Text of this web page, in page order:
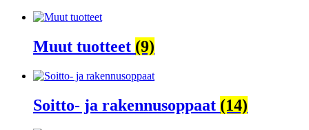
Muut tuotteet (9)
Soitto- ja rakennusoppaat (14)